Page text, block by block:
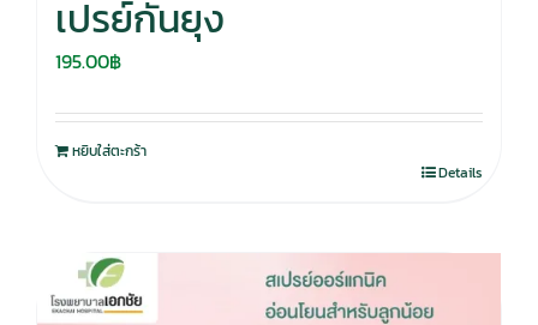
เปรย์กันยุง
195.00฿
หยิบใส่ตะกร้า
Details